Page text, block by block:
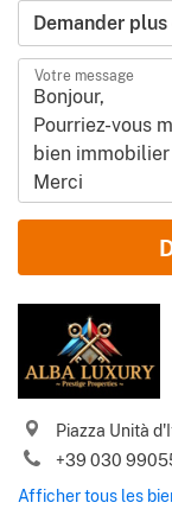
Type de demande
Demander
Votre message
Prénom et Nom
E-mail
Téléphone (y
confidentialité
Piazza Unità
+39 030
Afficher tous les